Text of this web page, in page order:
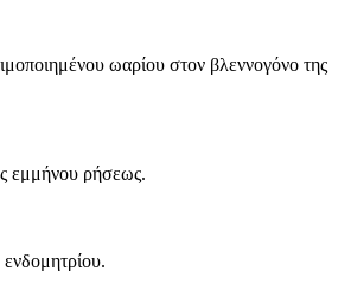
ωαρίου στον βλεννογόνο της
εμμήνου ρήσεως.